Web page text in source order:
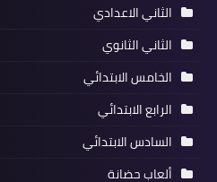
الثاني الاعدادي
الثاني الثانوي
الخامس الابتدائي
الرابع الابتدائي
السادس الابتدائي
ألعاب حضانة